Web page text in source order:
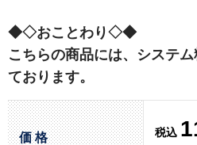
◆◇おことわり◇◆
こちらの商品には、システ
ております。
価 格 税込